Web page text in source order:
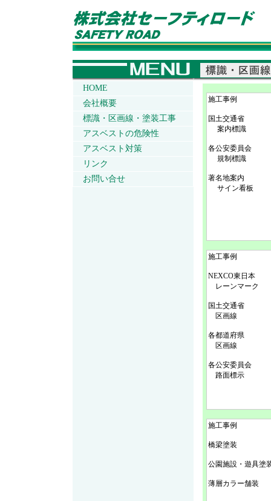
HOME
会社概要
標識・区画線・塗装工事
アスベストの危険性
アスベスト対策
リンク
お問い合せ
施工事例
国土交通省
案内標識
各公安委員会
規制標識
著名地案内
サイン看板
施工事例
NEXCO東日本
レーンマーク
国土交通省
区画線
各都道府県
区画線
各公安委員会
路面標示
施工事例
橋梁塗装
公園施設・遊具塗
薄層カラー舗装